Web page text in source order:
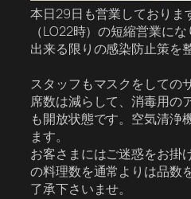
本日29日も営業しておりま
（LO22時）の短縮営業にな
出来る限りの感染防止策を
スタッフもマスクをしての
席数は減らして、消毒用の
も開放状態です。空気清浄
ます。
お客さまにはご迷惑をお掛
の料理数を通常よりは品数
了承下さいませ。